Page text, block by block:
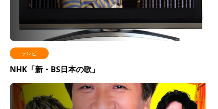
テレビ
NHK「新・BS日本の歌」